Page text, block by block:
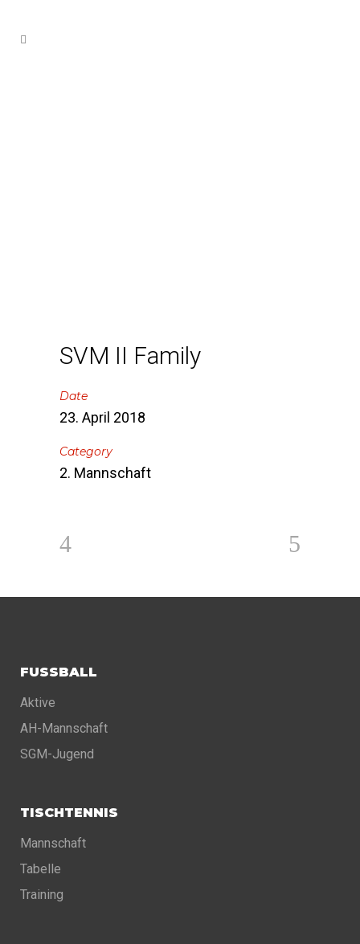
SVM II Family
Date
23. April 2018
Category
2. Mannschaft
FUSSBALL
Aktive
AH-Mannschaft
SGM-Jugend
TISCHTENNIS
Mannschaft
Tabelle
Training